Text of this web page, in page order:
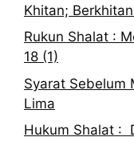
Khitan;
Rukun Shalat :
18 (1)
Syarat Sebelum
Lima
Hukum Shalat :